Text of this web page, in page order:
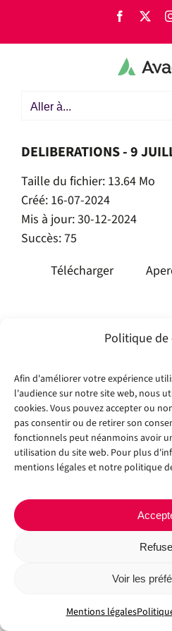
Politique de
Afin d'améliorer votre expérience
l'audience sur notre site web, nous
cookies. Vous pouvez accepter ou
pas consentir ou de retirer son
fonctionnels peut néanmoins avoir
utilisation du site web. Pour plus
mentions légales et notre politique
Voir les
Mentions légales
contenu
Facebook
Aller à...
DELIBERATIONS - 9
Taille du fichier: 13.64 Mo
Créé: 16-07-2024
Mis à jour: 30-12-2024
Succès: 75
Télécharger
Copyright 2012 - 2024 |Avada
Reserved | Powered